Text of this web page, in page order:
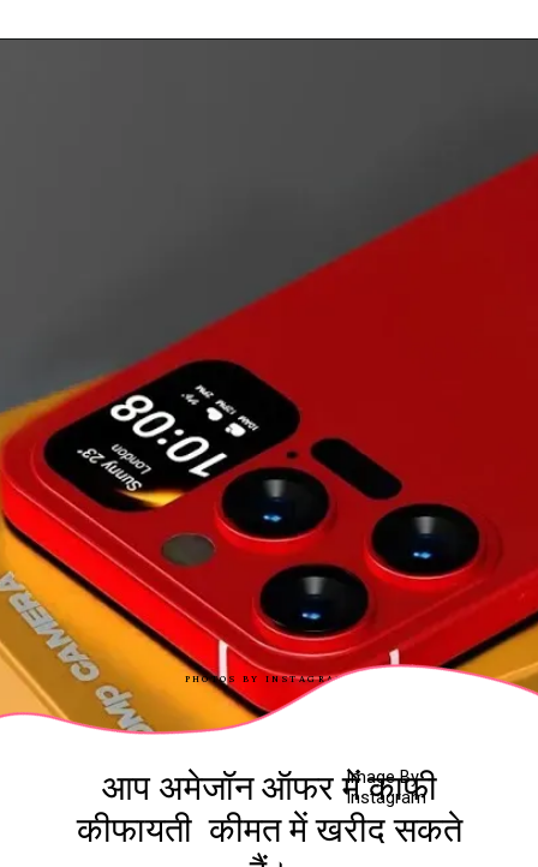
PHOTOS BY INSTAGRAM
Image By
Instagram
आप अमेजॉन ऑफर में काफी
कीफायती कीमत में खरीद सकते